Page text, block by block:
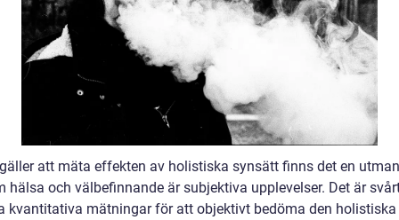
att mäta effekten av holistiska synsätt finns det en
hälsa och välbefinnande är subjektiva upplevelser. Det är
kvantitativa mätningar för att objektivt bedöma den holistiska